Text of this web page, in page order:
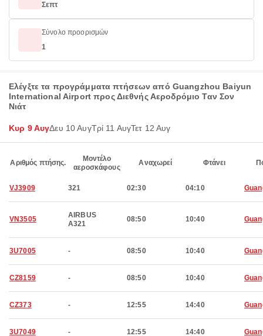
Σεπτ
Σύνολο προορισμών
1
Ελέγξτε τα προγράμματα πτήσεων από Guangzhou Baiyun
International Airport προς Διεθνής Αεροδρόμιο Ταν Σον
Νιάτ
Κυρ 9 ΑυγΔευ 10 ΑυγΤρί 11 ΑυγΤετ 12 Αυγ
Αριθμός πτήσης.
Μοντέλο
αεροσκάφους
Αναχωρεί Φτάνει
VJ3909 321 02:30 04:10
VN3505
AIRBUS
A321
08:50 10:40
3U7005 - 08:50 10:40
CZ8159 - 08:50 10:40
CZ373 - 12:55 14:40
3U7049 - 12:55 14:40